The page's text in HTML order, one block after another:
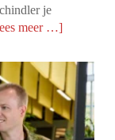
je
meer …]